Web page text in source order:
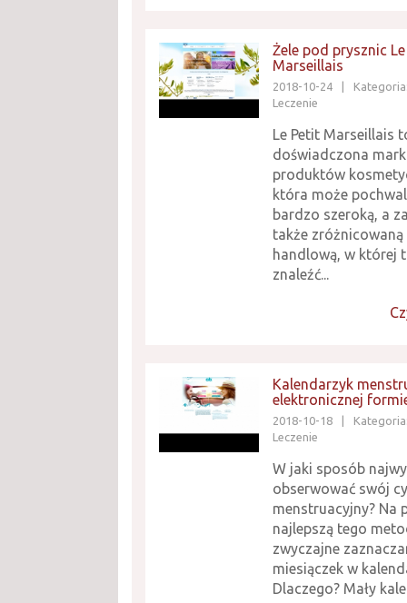
Żele pod prysznic
Marseillais
2018-10-24
Leczenie
Le Petit Marseillais
doświadczona
produktów
która może
bardzo szeroką, a
także
handlową, w której
znaleźć...
Kalendarzyk
elektronicznej
2018-10-18
Leczenie
W jaki sposób
obserwować swój
menstruacyjny? Na
najlepszą tego
zwyczajne
miesiączek w
Dlaczego? Mały